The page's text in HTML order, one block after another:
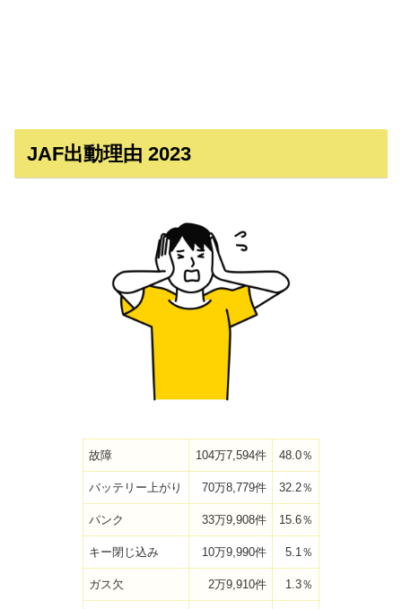
JAF出動理由 2023
故障 104万7,594件 48.0％
バッテリー上がり 70万8,779件 32.2％
パンク 33万9,908件 15.6％
キー閉じ込み 10万9,990件 5.1％
ガス欠 2万9,910件 1.3％